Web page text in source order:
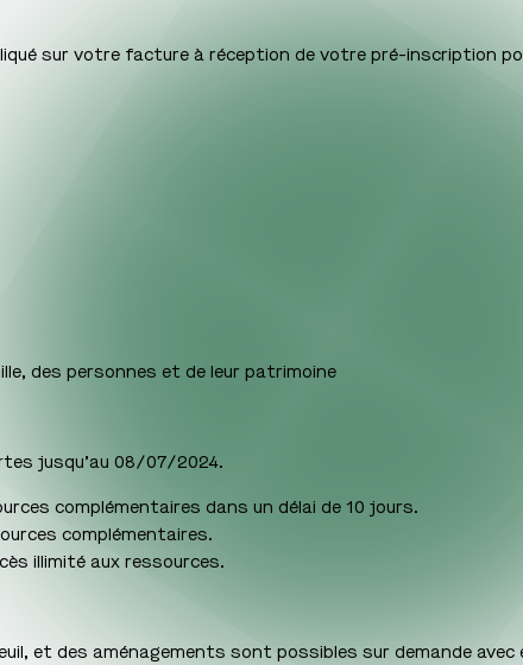
sur votre facture à réception de votre pré-inscription
des personnes et de leur patrimoine
jusqu’au 08/07/2024.
complémentaires dans un délai de 10 jours.
complémentaires.
illimité aux ressources.
et des aménagements sont possibles sur demande